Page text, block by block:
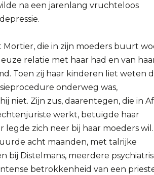
na een jarenlang vruchteloos
Mortier, die in zijn moeders buurt
relatie met haar had en van
Toen zij haar kinderen liet weten
onderweg was,
niet. Zijn zus, daarentegen, die in
werkt, betuigde haar
legde zich neer bij haar moeders
acht maanden, met talrijke
bij Distelmans, meerdere
betrokkenheid van een